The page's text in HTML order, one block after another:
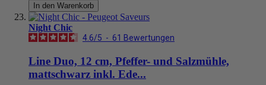
In den Warenkorb
Night Chic
4.6/5 - 61 Bewertungen
Line Duo, 12 cm, Pfeffer- und Salzmühle,
mattschwarz inkl. Ede...